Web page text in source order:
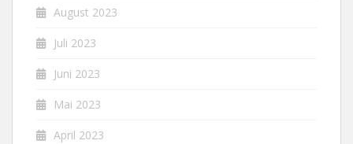
August 2023
Juli 2023
Juni 2023
Mai 2023
April 2023